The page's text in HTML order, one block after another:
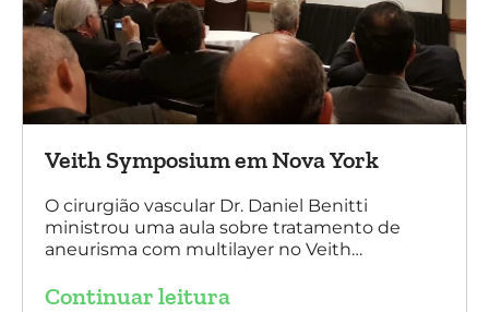
Veith Symposium em Nova York
O cirurgião vascular Dr. Daniel Benitti
ministrou uma aula sobre tratamento de
aneurisma com multilayer no Veith
Continuar leitura